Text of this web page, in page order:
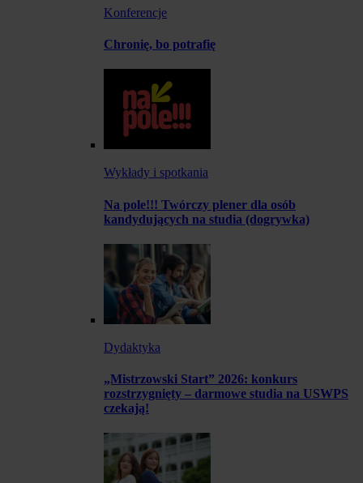
Konferencje
Chronię, bo potrafię
Wykłady i spotkania
Na pole!!! Twórczy plener dla osób
kandydujących na studia (dogrywka)
Dydaktyka
„Mistrzowski Start” 2026: konkurs
rozstrzygnięty – darmowe studia na USWPS
czekają!